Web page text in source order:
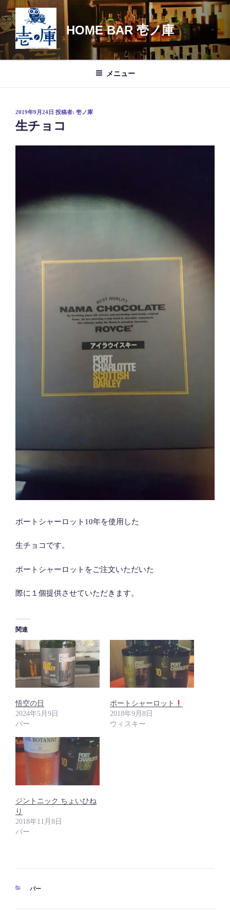
コ
ン
テ
ン
ツ
HOME BAR 壱ノ庫
メニュー
投
稿
日:
2019年9月24日 投稿者: 壱ノ庫
生チョコ
ポートシャーロット10年を使用した
生チョコです。
ポートシャーロットをご注文いただいた
際に１個提供させていただきます。
関連
悟空の日
2024年5月9日
バー
ポートシャーロット
2018年9月8日
ウィスキー
ジントニック ちょいひね
り
2018年11月8日
バー
カ
バー